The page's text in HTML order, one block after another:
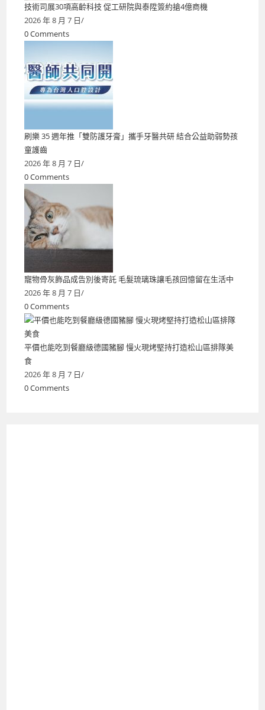
技術司展30項高齡科技 促工研院與泰陞簽約搶4億商機
2026 年 8 月 7 日/
0 Comments
刷樂 35 週年推「雙防護牙膏」攜手牙醫共研 結合公益助弱勢孩
童護齒
2026 年 8 月 7 日/
0 Comments
寵物骨灰飾品成告別後寄託 毛髮琉璃珠讓毛孩回憶留在生活中
2026 年 8 月 7 日/
0 Comments
平價也能吃到餐廳級德國豬腳 慢火現烤堅持打造松山區排隊美
食
2026 年 8 月 7 日/
0 Comments